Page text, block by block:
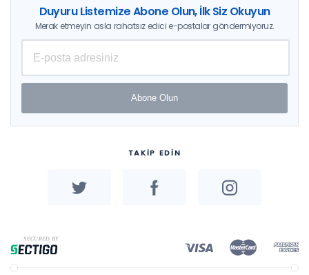
Duyuru Listemize Abone Olun, İlk Siz Okuyun
Merak etmeyin asla rahatsız edici e-postalar göndermiyoruz.
Abone Olun
TAKİP EDİN